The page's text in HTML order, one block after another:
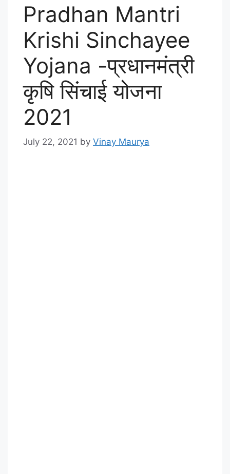
Pradhan Mantri
Krishi Sinchayee
Yojana -प्रधानमंत्री
कृषि सिंचाई योजना
2021
July 22, 2021 by Vinay Maurya